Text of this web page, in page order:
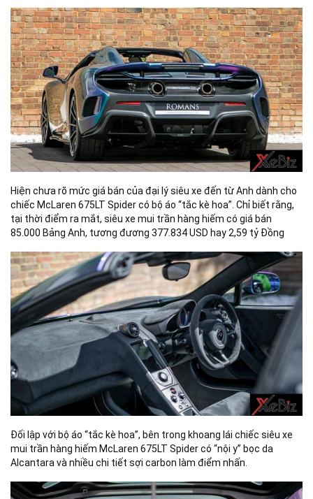
Hiện chưa rõ mức giá bán của đại lý siêu xe đến từ Anh dành cho
chiếc McLaren 675LT Spider có bộ áo “tắc kè hoa”. Chỉ biết rằng,
tại thời điểm ra mắt, siêu xe mui trần hàng hiếm có giá bán
85.000 Bảng Anh, tương đương 377.834 USD hay 2,59 tỷ Đồng
Đối lập với bộ áo “tắc kè hoa”, bên trong khoang lái chiếc siêu xe
mui trần hàng hiếm McLaren 675LT Spider có “nội y” bọc da
Alcantara và nhiều chi tiết sợi carbon làm điểm nhấn.